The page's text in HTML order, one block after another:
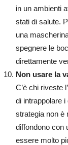
in un ambienti
stati di salute.
una
spegnere le
direttamente
Non usare la
C’è chi riveste
di intrappolare i
strategia non è
diffondono con
essere molto